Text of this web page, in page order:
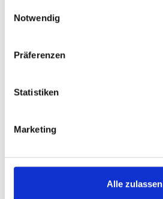
Notwendig
Präferenzen
Statistiken
Marketing
Alle zulassen
Freie Plätze: 14